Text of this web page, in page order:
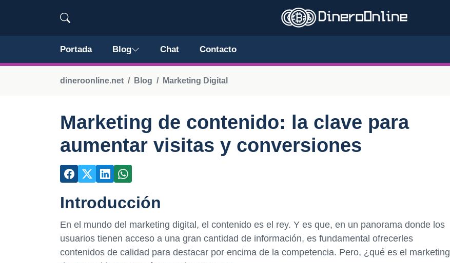
Portada Blog Chat Contacto
dineroonline.net Blog Marketing Digital
Marketing de contenido: la clave para
aumentar visitas y conversiones
Introducción
En el mundo del marketing digital, el contenido es el rey. Y es que, en un panorama donde los
usuarios tienen acceso a una gran cantidad de información, es fundamental ofrecerles
contenidos de calidad para destacar por encima de la competencia. Pero, ¿qué es el marketing